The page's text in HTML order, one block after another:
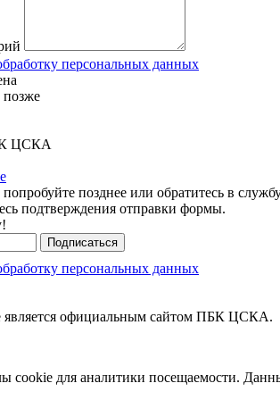
персональных данных
ЦСКА
позднее или обратитесь в
подтверждения отправки формы.
Подписаться
персональных данных
является официальным сайтом ПБК ЦСКА.
cookie для аналитики посещаемости.